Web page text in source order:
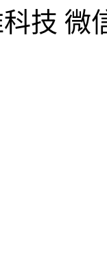
技 微